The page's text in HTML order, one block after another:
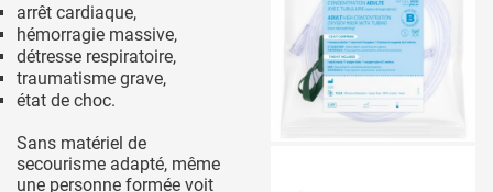
arrêt cardiaque,
hémorragie massive,
détresse respiratoire,
traumatisme grave,
état de choc.
Sans matériel de
secourisme adapté, même
une personne formée voit